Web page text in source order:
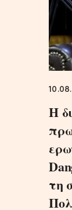
Η
τη